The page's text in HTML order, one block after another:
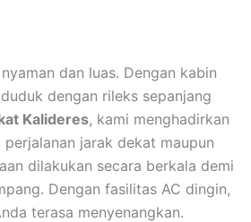
dan luas. Dengan kabin
dengan rileks sepanjang
Kalideres, kami menghadirkan
jarak dekat maupun
dilakukan secara berkala demi
Dengan fasilitas AC dingin,
terasa menyenangkan.